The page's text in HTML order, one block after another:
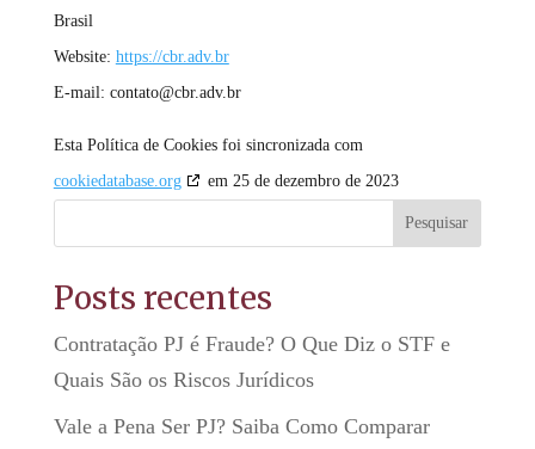
Brasil
Website: https://cbr.adv.br
E-mail: contato@cbr.adv.br
Esta Política de Cookies foi sincronizada com
cookiedatabase.org
em 25 de dezembro de 2023
Pesquisar
Posts recentes
Contratação PJ é Fraude? O Que Diz o STF e
Quais São os Riscos Jurídicos
Vale a Pena Ser PJ? Saiba Como Comparar